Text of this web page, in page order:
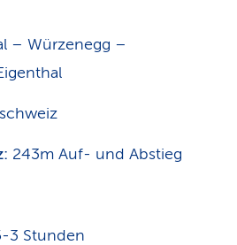
– Würzenegg –
243m Auf- und Abstieg
3 Stunden